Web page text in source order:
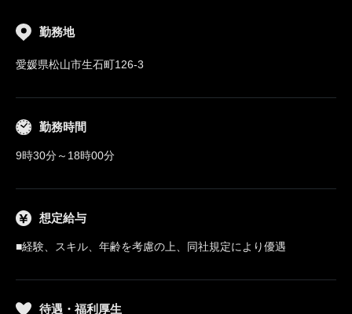
勤務地
愛媛県松山市生石町126-3
勤務時間
9時30分～18時00分
想定給与
■経験、スキル、年齢を考慮の上、同社規定により優遇
待遇・福利厚生